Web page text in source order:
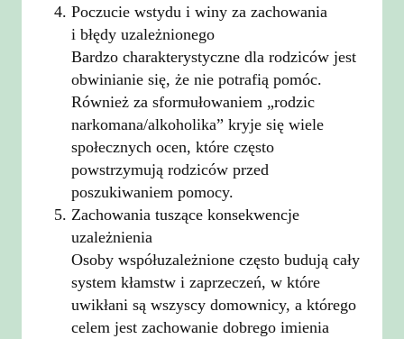
Poczucie wstydu i winy za zachowania
i błędy uzależnionego
Bardzo charakterystyczne dla rodziców jest
obwinianie się, że nie potrafią pomóc.
Również za sformułowaniem „rodzic
narkomana/alkoholika” kryje się wiele
społecznych ocen, które często
powstrzymują rodziców przed
poszukiwaniem pomocy.
Zachowania tuszące konsekwencje
uzależnienia
Osoby współuzależnione często budują cały
system kłamstw i zaprzeczeń, w które
uwikłani są wszyscy domownicy, a którego
celem jest zachowanie dobrego imienia